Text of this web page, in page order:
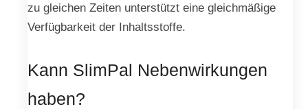
zu gleichen Zeiten unterstützt eine gleichmäßige
Verfügbarkeit der Inhaltsstoffe.
Kann SlimPal Nebenwirkungen
haben?